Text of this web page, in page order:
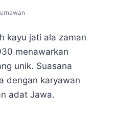
kayu jati ala zaman
menawarkan
unik. Suasana
dengan karyawan
adat Jawa.